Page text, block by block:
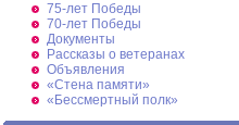
75-лет Победы
70-лет Победы
Документы
Рассказы о ветеранах
Объявления
«Стена памяти»
«Бессмертный полк»